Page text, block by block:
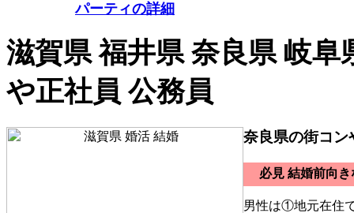
パーティの詳細
滋賀県 福井県 奈良県 岐
や正社員 公務員
奈良県の街コン
必見 結婚前向
男性は①地元在住